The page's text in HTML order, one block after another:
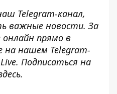
Telegram-канал,
важные новости. За
прямо в
на нашем Telegram-
. Подписаться на
.